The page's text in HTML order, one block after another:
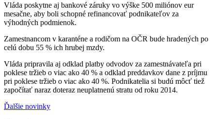
Vláda poskytne aj bankové záruky vo výške 500 miliónov eur
mesačne, aby boli schopné refinancovať podnikateľov za
výhodných podmienok.
Zamestnancom v karanténe a rodičom na OČR bude hradených po
celú dobu 55 % ich hrubej mzdy.
Vláda pripravila aj odklad platby odvodov za zamestnávateľa pri
poklese tržieb o viac ako 40 % a odklad preddavkov dane z príjmu
pri poklese tržieb o viac ako 40 %. Podnikatelia si budú môcť tiež
započítať naraz doteraz neuplatnenú stratu od roku 2014.
Ďalšie novinky